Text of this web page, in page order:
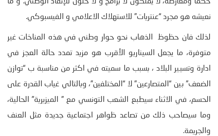
حكما ومعارضة، لا يملكون لا برامج و لا حلول للإنقاذ الوطني. و ما
نعيشه هو مجرد “عنتريات” للاستهلاك الاعلامي و الفيسبوكي.
لذلك فان حظوظ الذهاب نحو حوار وطني في هذه المناخات غير
متوفرة، ما يجعل السيناريو الأقرب هو مزيد تمدد حالة العجز في
ادارة وتسيير البلاد ، بسبب ما سميته في اكثر من مناسبة ب “توازن
الضعف” بين “المتصارعين” لا “المختلفين”، وبالتالي غياب القدرة على
الحسم، في الاثناء سيطبع الشعب التونسي مع ” الميزيرية” الحالية،
وما سيصاحب ذلك من تصاعد ظواهر اجتماعية جديدة مثل العنف
والجريمة.